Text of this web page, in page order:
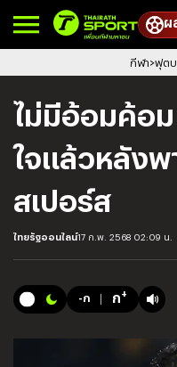
ผ
กีฬา ฟุตบ
ไม่มีอ้อมค้อ
ใจแล้วหลัง
สเปอร์ส
ไทยรัฐออนไลน์17 ก.พ. 2568 02:09 น.
-ก ก+